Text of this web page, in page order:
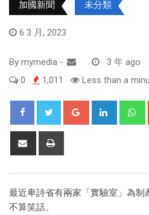
加國新聞 未分類
6 3 月, 2023
By mymedia -
3 年 ago
0
1,011 Less than a
最近卑詩省有兩家「實驗室」為
不算笑話。